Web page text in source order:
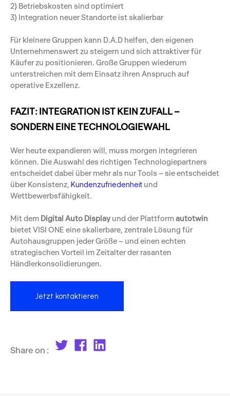
2) Betriebskosten sind optimiert
3) Integration neuer Standorte ist skalierbar
Für kleinere Gruppen kann D.A.D helfen, den eigenen
Unternehmenswert zu steigern und sich attraktiver für
Käufer zu positionieren. Große Gruppen wiederum
unterstreichen mit dem Einsatz ihren Anspruch auf
operative Exzellenz.
FAZIT: INTEGRATION IST KEIN ZUFALL –
SONDERN EINE TECHNOLOGIEWAHL
Wer heute expandieren will, muss morgen integrieren
können. Die Auswahl des richtigen Technologiepartners
entscheidet dabei über mehr als nur Tools – sie entscheidet
über Konsistenz, Kundenzufriedenheit und
Wettbewerbsfähigkeit.
Mit dem Digital Auto Displayund der Plattformautotwin
bietet VISI ONE eine skalierbare, zentrale Lösung für
Autohausgruppen jeder Größe – und einen echten
strategischen Vorteil im Zeitalter der rasanten
Händlerkonsolidierungen.
Jetzt kontaktieren
Share on :